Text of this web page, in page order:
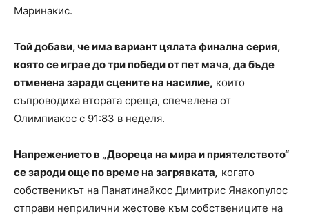
Маринакис.
Той добави, че има вариант цялата финална серия,
която се играе до три победи от пет мача, да бъде
отменена заради сцените на насилие, които
съпроводиха втората среща, спечелена от
Олимпиакос с 91:83 в неделя.
Напрежението в „Двореца на мира и приятелството“
се зароди още по време на загрявката, когато
собственикът на Панатинайкос Димитрис Янакопулос
отправи неприлични жестове към собствениците на